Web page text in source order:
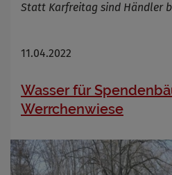
Statt Karfreitag sind Händler
11.04.2022
Wasser für
Werrchenwiese